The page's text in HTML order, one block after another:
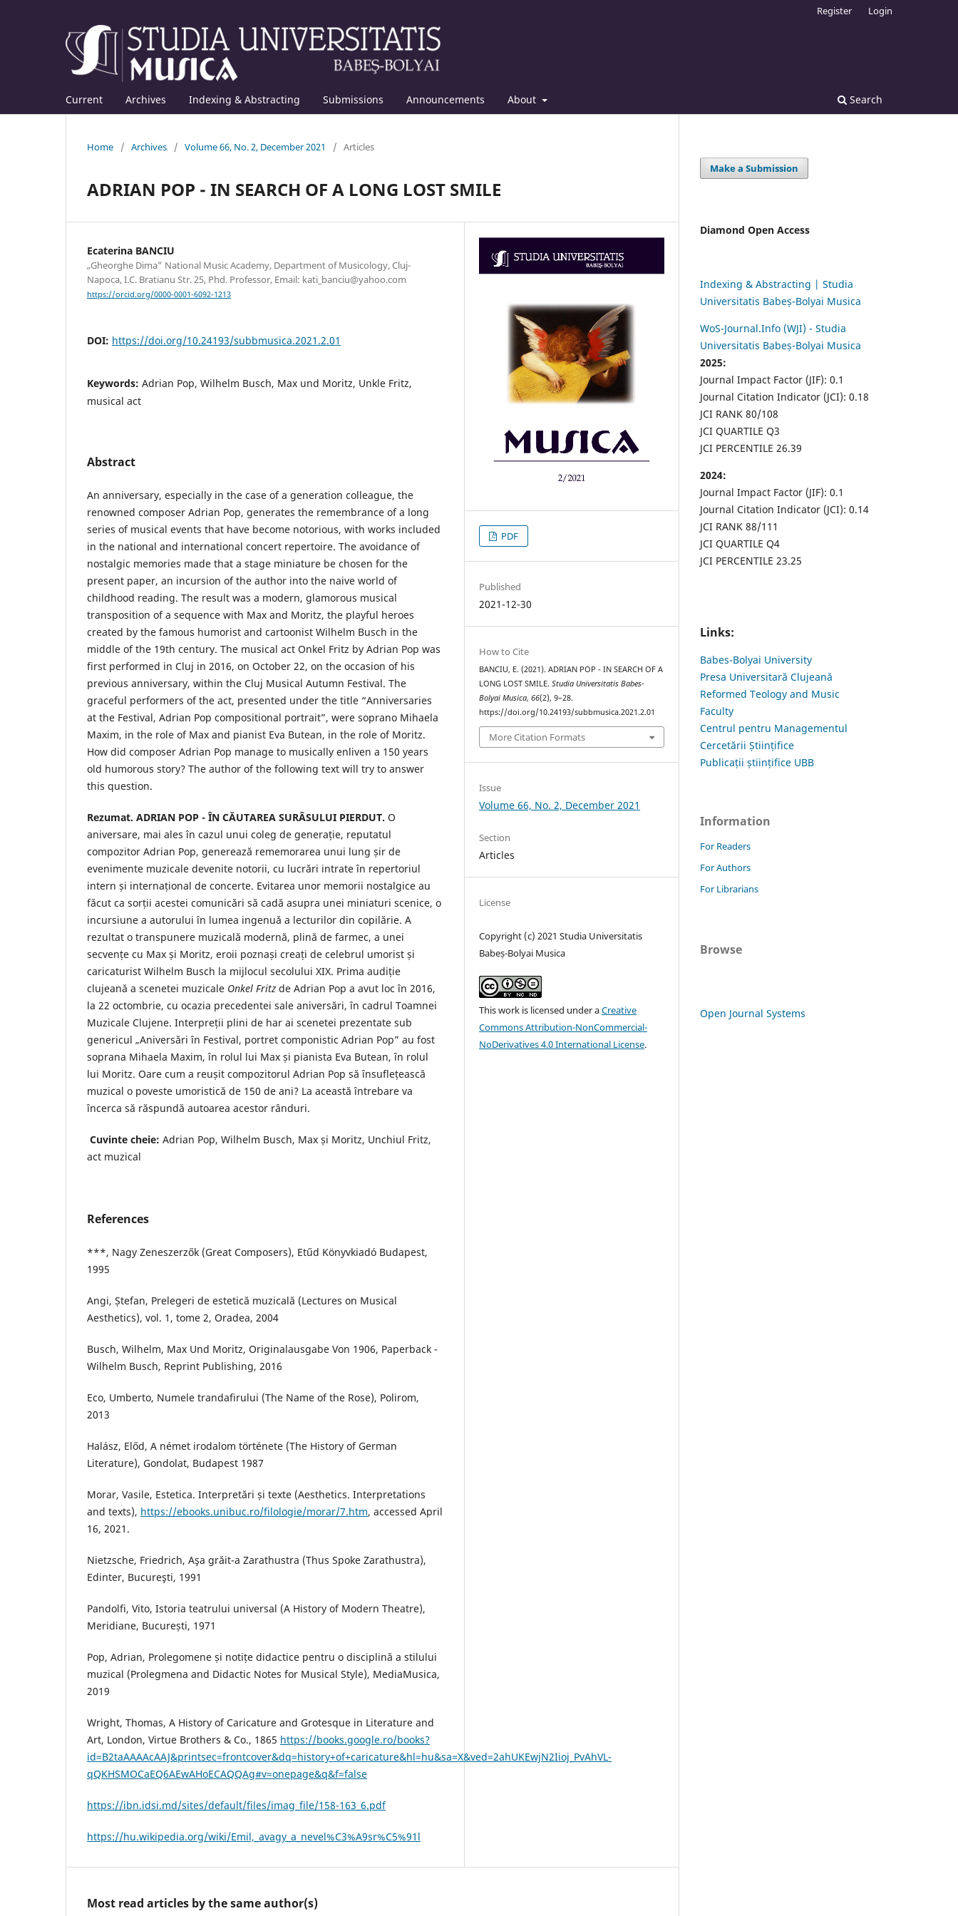
Current Archives Indexing & Abstracting Submissions Announcements About Search
Register Login
Home / Archives / Volume 66, No. 2, December 2021 / Articles
ADRIAN POP - IN SEARCH OF A LONG LOST SMILE
Ecaterina BANCIU
„Gheorghe Dima” National Music Academy, Department of Musicology, Cluj-
Napoca, I.C. Bratianu Str. 25, Phd. Professor, Email: kati_banciu@yahoo.com
https://orcid.org/0000-0001-6092-1213
DOI: https://doi.org/10.24193/subbmusica.2021.2.01
Keywords: Adrian Pop, Wilhelm Busch, Max und Moritz, Unkle Fritz,
musical act
Abstract
An anniversary, especially in the case of a generation colleague, the
renowned composer Adrian Pop, generates the remembrance of a long
series of musical events that have become notorious, with works included
in the national and international concert repertoire. The avoidance of
nostalgic memories made that a stage miniature be chosen for the
present paper, an incursion of the author into the naive world of
childhood reading. The result was a modern, glamorous musical
transposition of a sequence with Max and Moritz, the playful heroes
created by the famous humorist and cartoonist Wilhelm Busch in the
middle of the 19th century. The musical act Onkel Fritz by Adrian Pop was
first performed in Cluj in 2016, on October 22, on the occasion of his
previous anniversary, within the Cluj Musical Autumn Festival. The
graceful performers of the act, presented under the title “Anniversaries
at the Festival, Adrian Pop compositional portrait”, were soprano Mihaela
Maxim, in the role of Max and pianist Eva Butean, in the role of Moritz.
How did composer Adrian Pop manage to musically enliven a 150 years
old humorous story? The author of the following text will try to answer
this question.
Rezumat. ADRIAN POP - ÎN CĂUTAREA SURÂSULUI PIERDUT. O
aniversare, mai ales în cazul unui coleg de generație, reputatul
compozitor Adrian Pop, generează rememorarea unui lung șir de
evenimente muzicale devenite notorii, cu lucrări intrate în repertoriul
intern și internațional de concerte. Evitarea unor memorii nostalgice au
făcut ca sorții acestei comunicări să cadă asupra unei miniaturi scenice, o
incursiune a autorului în lumea ingenuă a lecturilor din copilărie. A
rezultat o transpunere muzicală modernă, plină de farmec, a unei
secvențe cu Max și Moritz, eroii poznași creați de celebrul umorist și
caricaturist Wilhelm Busch la mijlocul secolului XIX. Prima audiție
clujeană a scenetei muzicale Onkel Fritz de Adrian Pop a avut loc în 2016,
la 22 octombrie, cu ocazia precedentei sale aniversări, în cadrul Toamnei
Muzicale Clujene. Interpreții plini de har ai scenetei prezentate sub
genericul „Aniversări în Festival, portret componistic Adrian Pop” au fost
soprana Mihaela Maxim, în rolul lui Max și pianista Eva Butean, în rolul
lui Moritz. Oare cum a reușit compozitorul Adrian Pop să însuflețească
muzical o poveste umoristică de 150 de ani? La această întrebare va
încerca să răspundă autoarea acestor rânduri.
Cuvinte cheie: Adrian Pop, Wilhelm Busch, Max și Moritz, Unchiul Fritz,
act muzical
References
***, Nagy Zeneszerzők (Great Composers), Etűd Könyvkiadó Budapest,
1995
Angi, Ștefan, Prelegeri de estetică muzicală (Lectures on Musical
Aesthetics), vol. 1, tome 2, Oradea, 2004
Busch, Wilhelm, Max Und Moritz, Originalausgabe Von 1906, Paperback -
Wilhelm Busch, Reprint Publishing, 2016
Eco, Umberto, Numele trandafirului (The Name of the Rose), Polirom,
2013
Halász, Előd, A német irodalom története (The History of German
Literature), Gondolat, Budapest 1987
Morar, Vasile, Estetica. Interpretări și texte (Aesthetics. Interpretations
and texts), https://ebooks.unibuc.ro/filologie/morar/7.htm, accessed April
16, 2021.
Nietzsche, Friedrich, Aşa grăit-a Zarathustra (Thus Spoke Zarathustra),
Edinter, Bucureşti, 1991
Pandolfi, Vito, Istoria teatrului universal (A History of Modern Theatre),
Meridiane, București, 1971
Pop, Adrian, Prolegomene și notițe didactice pentru o disciplină a stilului
muzical (Prolegmena and Didactic Notes for Musical Style), MediaMusica,
2019
Wright, Thomas, A History of Caricature and Grotesque in Literature and
Art, London, Virtue Brothers & Co., 1865 https://books.google.ro/books?
id=B2taAAAAcAAJ&printsec=frontcover&dq=history+of+caricature&hl=hu&sa=X&ved=2ahUKEwjN2Iioj_PvAhVL-
qQKHSMOCaEQ6AEwAHoECAQQAg#v=onepage&q&f=false
https://ibn.idsi.md/sites/default/files/imag_file/158-163_6.pdf
https://hu.wikipedia.org/wiki/Emil,_avagy_a_nevel%C3%A9sr%C5%91l
PDF
Published
2021-12-30
How to Cite
BANCIU, E. (2021). ADRIAN POP - IN SEARCH OF A
LONG LOST SMILE.Studia Universitatis Babes-
Bolyai Musica,66(2), 9–28.
https://doi.org/10.24193/subbmusica.2021.2.01
More Citation Formats
Issue
Volume 66, No. 2, December 2021
Section
Articles
License
Copyright (c) 2021 Studia Universitatis
Babeș-Bolyai Musica
This work is licensed under aCreative
Commons Attribution-NonCommercial-
NoDerivatives 4.0 International License.
Most read articles by the same author(s)
Make a Submission
Diamond Open Access
Indexing & Abstracting | Studia
Universitatis Babeș-Bolyai Musica
WoS-Journal.Info (WJI) - Studia
Universitatis Babeș-Bolyai Musica
2025:
Journal Impact Factor (JIF): 0.1
Journal Citation Indicator (JCI): 0.18
JCI RANK 80/108
JCI QUARTILE Q3
JCI PERCENTILE 26.39
2024:
Journal Impact Factor (JIF): 0.1
Journal Citation Indicator (JCI): 0.14
JCI RANK 88/111
JCI QUARTILE Q4
JCI PERCENTILE 23.25
Links:
Babes-Bolyai University
Presa Universitară Clujeană
Reformed Teology and Music
Faculty
Centrul pentru Managementul
Cercetării Științifice
Publicații științifice UBB
Information
For Readers
For Authors
For Librarians
Browse
Open Journal Systems